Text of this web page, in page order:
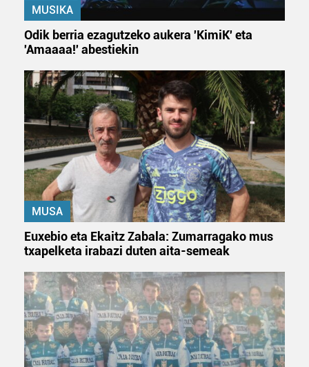
MUSIKA
Odik berria ezagutzeko aukera 'KimiK' eta
'Amaaaa!' abestiekin
MUSA
Euxebio eta Ekaitz Zabala: Zumarragako mus
txapelketa irabazi duten aita-semeak